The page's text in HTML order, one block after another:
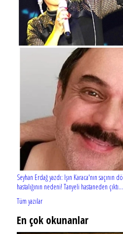
Seyhan Erdağ yazdı: Işın Karaca'nın
hastalığının nedeni! Tanyeli hastaneden çıktı...
Tüm yazılar
En çok okunanlar